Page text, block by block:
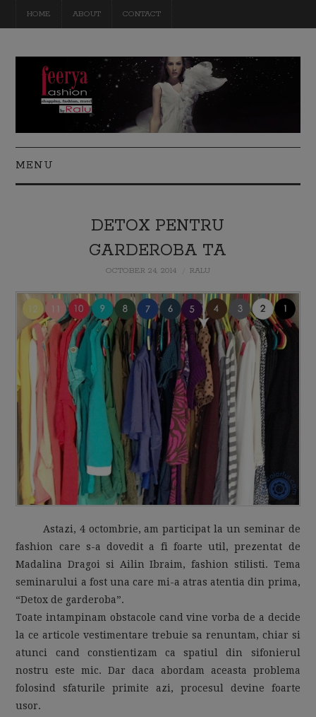
HOME ABOUT CONTACT
MENU
DIY
MOM LIFE
DETOX PENTRU
GARDEROBA TA
OCTOBER 24, 2014 RALU
Astazi, 4 octombrie, am participat la un seminar de
fashion care s-a dovedit a fi foarte util, prezentat de
Madalina Dragoi si Ailin Ibraim, fashion stilisti. Tema
seminarului a fost una care mi-a atras atentia din prima,
“Detox de garderoba”.
Toate intampinam obstacole cand vine vorba de a decide
la ce articole vestimentare trebuie sa renuntam, chiar si
atunci cand constientizam ca spatiul din sifonierul
nostru este mic. Dar daca abordam aceasta problema
folosind sfaturile primite azi, procesul devine foarte
usor.